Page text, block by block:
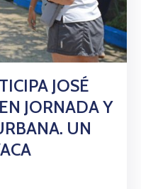
JOSÉ
JORNADA Y
UN